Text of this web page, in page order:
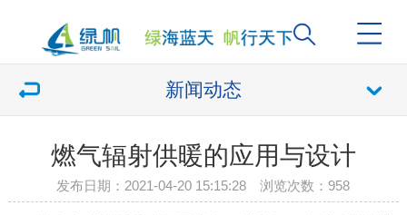
新闻动态
燃气辐射供暖的应用与设计
发布日期：2021-04-20 15:15:28 浏览次数： 958